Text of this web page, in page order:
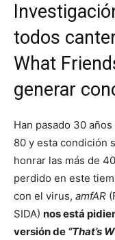
todos
What
generar
Han pasado 30
80 y esta condición
honrar las más de
perdido en este
con el virus, amfAR
SIDA) nos está
versión de “That’s